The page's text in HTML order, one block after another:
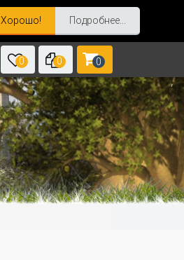
Хорошо! Подробнее...
0 0 0